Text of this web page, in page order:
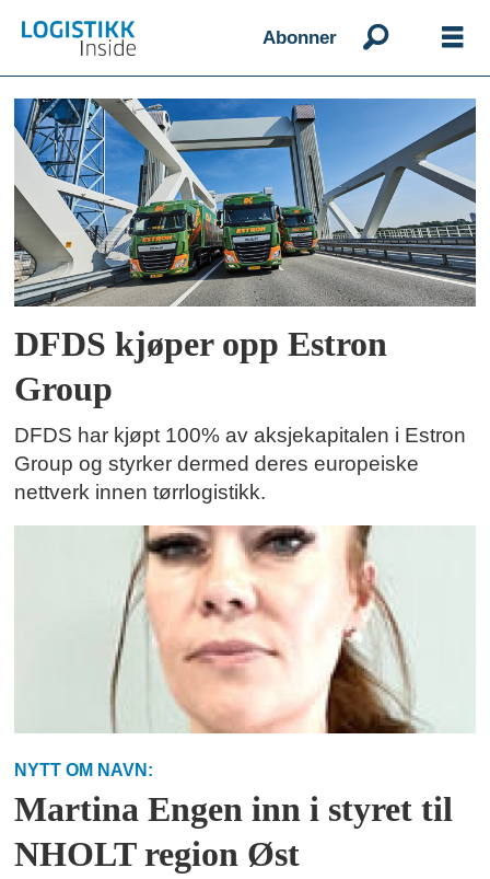
Abonner
Emne:
dfds
logistics
DFDS kjøper opp Estron
Group
DFDS har kjøpt 100% av aksjekapitalen i Estron
Group og styrker dermed deres europeiske
nettverk innen tørrlogistikk.
NYTT OM NAVN:
Martina Engen inn i styret til
NHOLT region Øst